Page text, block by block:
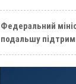
Федеральний
подальшу